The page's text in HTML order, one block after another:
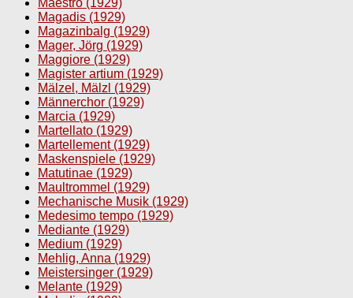
Magadis (1929)
Magazinbalg (1929)
Mager, Jörg (1929)
Maggiore (1929)
Magister artium (1929)
Mälzel, Mälzl (1929)
Männerchor (1929)
Marcia (1929)
Martellato (1929)
Martellement (1929)
Maskenspiele (1929)
Matutinae (1929)
Maultrommel (1929)
Mechanische Musik (1929)
Medesimo tempo (1929)
Mediante (1929)
Medium (1929)
Mehlig, Anna (1929)
Meistersinger (1929)
Melante (1929)